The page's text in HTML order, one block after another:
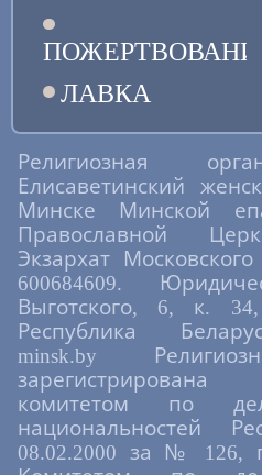
ПОЖЕРТВОВАНИЯ
ЛАВКА
Религиозная
Елисаветинский
Минске Минской
Православной
Экзархат
600684609.
Выготского, 6, к.
Республика
minsk.by
зарегистрирована
комитетом по
национальностей
08.02.2000 за № 126,